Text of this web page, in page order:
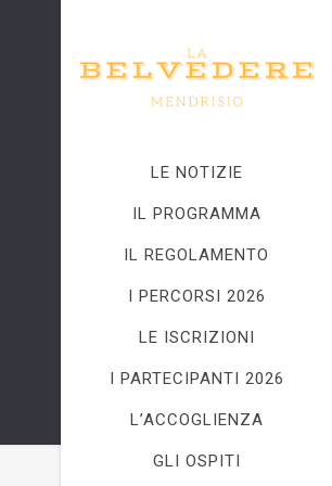
LE NOTIZIE
IL PROGRAMMA
IL REGOLAMENTO
I PERCORSI 2026
LE ISCRIZIONI
I PARTECIPANTI 2026
L’ACCOGLIENZA
GLI OSPITI